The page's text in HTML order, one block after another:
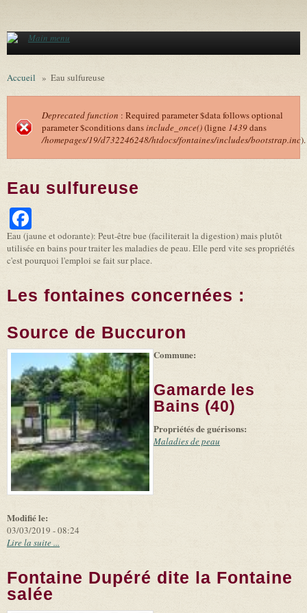
Main menu
Accueil » Eau sulfureuse
Message d'erreur
Deprecated function : Required parameter $data follows optional
parameter $conditions dansinclude_once()(ligne 1439dans
/homepages/19/d732246248/htdocs/fontaines/includes/bootstrap.inc).
Eau sulfureuse
Eau (jaune et odorante): Peut-être bue (faciliterait la digestion) mais plutôt
utilisée en bains pour traiter les maladies de peau. Elle perd vite ses propriétés
c'est pourquoi l'emploi se fait sur place.
Les fontaines concernées :
Source de Buccuron
-
Leaflet (link is
|
Tiles
(link is
external)
©
Microsoft
and
suppliers
Modifié le:
03/03/2019 - 08:24
Commune:
Gamarde les
Bains (40)
Propriétés de guérisons:
Maladies de peau
Lire la suite ...
Fontaine Dupéré dite la Fontaine
salée